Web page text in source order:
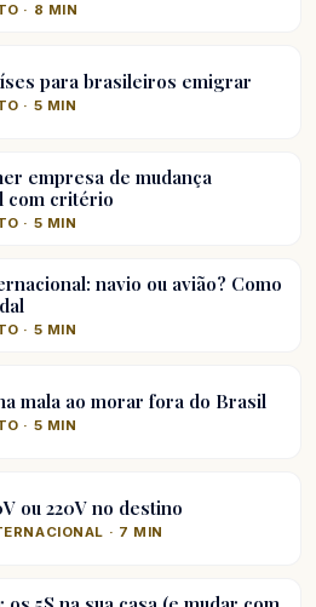
· 8 MIN
para brasileiros emigrar
· 5 MIN
empresa de mudança
com critério
· 5 MIN
navio ou avião? Como
· 5 MIN
mala ao morar fora do Brasil
· 5 MIN
ou 220V no destino
· 7 MIN